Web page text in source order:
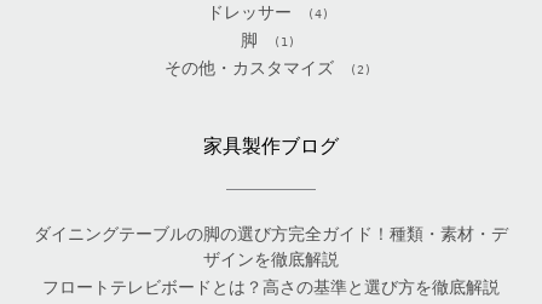
ドレッサー (4)
脚 (1)
その他・カスタマイズ (2)
家具製作ブログ
ダイニングテーブルの脚の選び方完全ガイド！種類・素材・デ
ザインを徹底解説
フロートテレビボードとは？高さの基準と選び方を徹底解説